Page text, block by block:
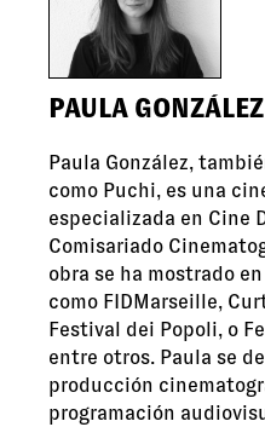
PAULA
Paula González,
como Puchi, es una
especializada en Cine
Comisariado
obra se ha mostrado
como FIDMarseille,
Festival dei Popoli, o
entre otros. Paula se
producción
programación